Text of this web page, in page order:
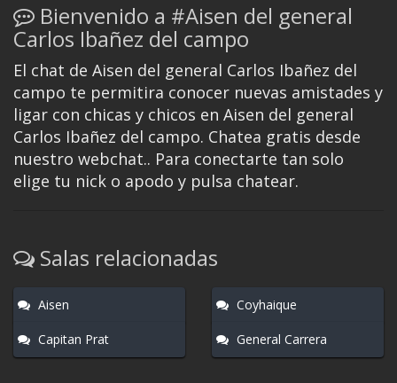
Bienvenido a #Aisen del general
Carlos Ibañez del campo
El chat de Aisen del general Carlos Ibañez del
campo te permitira conocer nuevas amistades y
ligar con chicas y chicos en Aisen del general
Carlos Ibañez del campo. Chatea gratis desde
nuestro webchat.. Para conectarte tan solo
elige tu nick o apodo y pulsa chatear.
Salas relacionadas
Aisen
Capitan Prat
Coyhaique
General Carrera